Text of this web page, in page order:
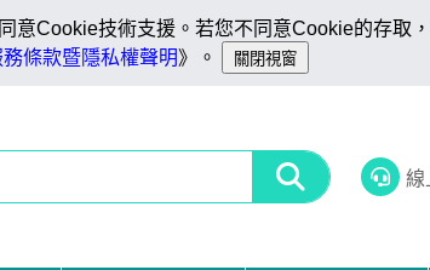
Cookie技術支援。若您不同意Cookie的存取
條款暨隱私權聲明》。
線